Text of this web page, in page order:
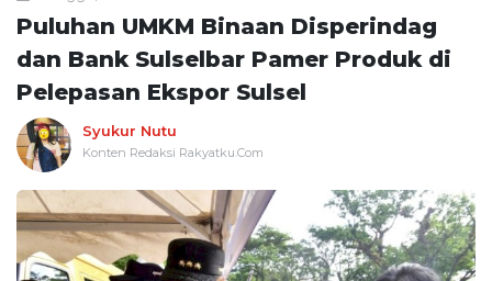
Puluhan UMKM Binaan Disperindag
dan Bank Sulselbar Pamer Produk di
Pelepasan Ekspor Sulsel
Syukur Nutu
Konten Redaksi Rakyatku.Com